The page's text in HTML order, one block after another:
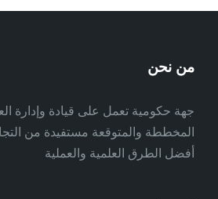
من نحن
جهة حكومية تعمل على قيادة وإدارة
المخططة والمتوقعة مستفيدة من
أفضل الطرق العلمية والعملية